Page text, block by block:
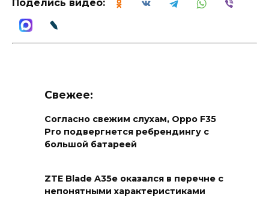
Поделись видео:
Свежее:
Согласно свежим слухам, Oppo F35
Pro подвергнется ребрендингу с
большой батареей
ZTE Blade A35e оказался в перечне с
непонятными характеристиками